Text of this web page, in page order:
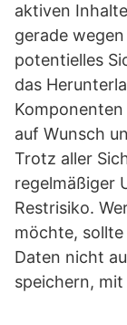
aktiven
gerade
potentielles
das
auf Wunsch
Trotz aller
regelmäßiger
Restrisiko.
möchte,
Daten nicht
speichern,